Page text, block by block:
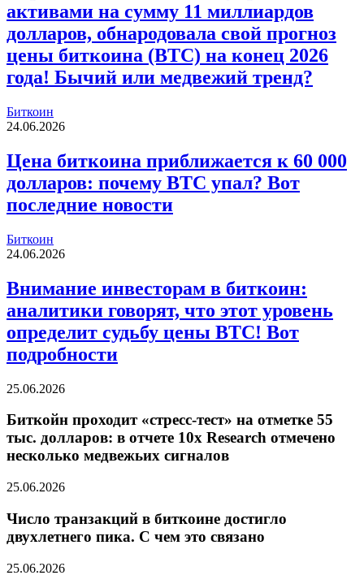
активами на сумму 11 миллиардов
долларов, обнародовала свой прогноз
цены биткоина (BTC) на конец 2026
года! Бычий или медвежий тренд?
Биткоин
24.06.2026
Цена биткоина приближается к 60 000
долларов: почему BTC упал? Вот
последние новости
Биткоин
24.06.2026
Внимание инвесторам в биткоин:
аналитики говорят, что этот уровень
определит судьбу цены BTC! Вот
подробности
25.06.2026
Биткойн проходит «стресс-тест» на отметке 55
тыс. долларов: в отчете 10x Research отмечено
несколько медвежьих сигналов
25.06.2026
Число транзакций в биткоине достигло
двухлетнего пика. С чем это связано
25.06.2026